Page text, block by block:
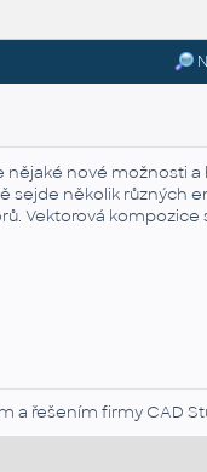
nějaké nové možnosti
sejde několik různých
Vektorová kompozice
a řešením firmy CAD